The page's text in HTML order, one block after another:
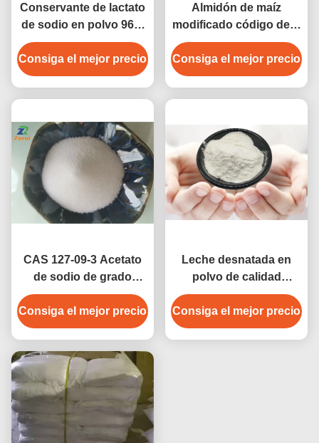
Conservante de lactato
de sodio en polvo 96%
de grado alimenticio, 2-
hidroxipropanoato de
sodio, CAS 867-56-1
Consiga el mejor precio
Almidón de maíz
modificado código de E
E1412/E1414/E1422/E14
42
Consiga el mejor precio
CAS 127-09-3 Acetato
de sodio de grado
alimenticio Anídro/
ácido acético Sal de
sodio inyectable para
cárnica
Consiga el mejor precio
Leche desnatada en
polvo de calidad
alimentaria (SMP)
Producto lácteo seco
Leche desnatada en
Consiga el mejor precio